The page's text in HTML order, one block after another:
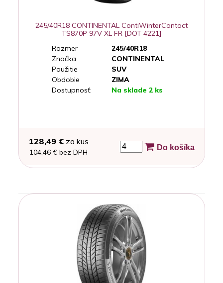
245/40R18 CONTINENTAL ContiWinterContact
TS870P 97V XL FR [DOT 4221]
Rozmer
245/40R18
Značka
CONTINENTAL
Použitie
SUV
Obdobie
ZIMA
Dostupnosť:
Na sklade 2 ks
128,49 €za kus
104,46 € bez DPH
Do košíka